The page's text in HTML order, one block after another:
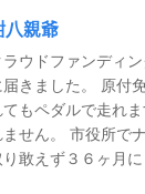
八親爺
ラウドファンディ
届きました。 原付
てもペダルで走れ
ません。 市役所で
り敢えず３６ヶ月